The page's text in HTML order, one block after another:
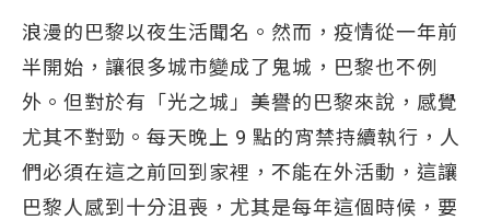
浪漫的巴黎以夜生活聞名。然而，疫情從一年前
半開始，讓很多城市變成了鬼城，巴黎也不例
外。但對於有「光之城」美譽的巴黎來說，感覺
尤其不對勁。每天晚上 9 點的宵禁持續執行，人
們必須在這之前回到家裡，不能在外活動，這讓
巴黎人感到十分沮喪，尤其是每年這個時候，要